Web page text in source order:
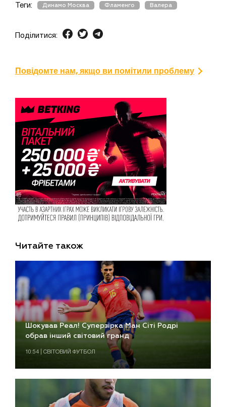
Теги: Динамо Москва Фламенго Валера
Поділитися:
Повідомте нам, якщо ви помітили проблему
Читайте також
Шокував Реал! Суперзірка Ман Сіті Родрі
обрав інший світовий гранд
10:54 | СВІТОВИЙ ФУТБОЛ